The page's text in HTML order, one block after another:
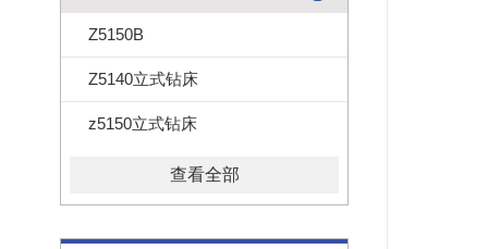
Z5150B
Z5140立式钻床
z5150立式钻床
查看全部